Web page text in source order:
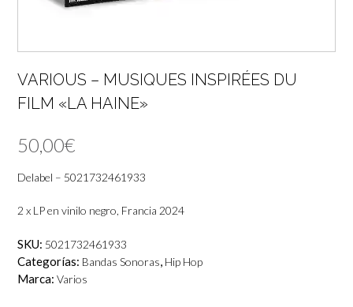
VARIOUS – MUSIQUES INSPIRÉES DU
FILM «LA HAINE»
50,00€
Delabel – 5021732461933
2 x LP en vinilo negro, Francia 2024
SKU: 5021732461933
Categorías: Bandas Sonoras, Hip Hop
Marca: Varios